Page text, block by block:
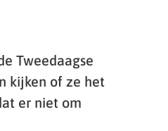
Tweedaagse
kijken of ze het
er niet om